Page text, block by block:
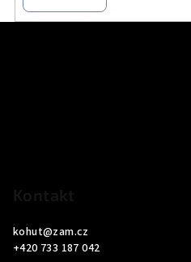
kohut@zam.cz
+420 733 187 042